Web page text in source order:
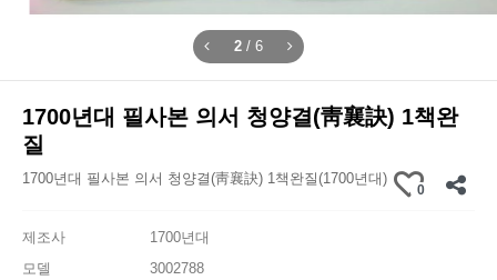
2 / 6
1700년대 필사본 의서 청양결(靑襄訣) 1책완
질
1700년대 필사본 의서 청양결(靑襄訣) 1책완질(1700년대)
0
제조사
1700년대
모델
3002788